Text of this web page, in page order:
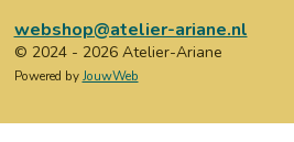
webshop@atelier-ariane.nl
© 2024 - 2026 Atelier-Ariane
Powered byJouwWeb